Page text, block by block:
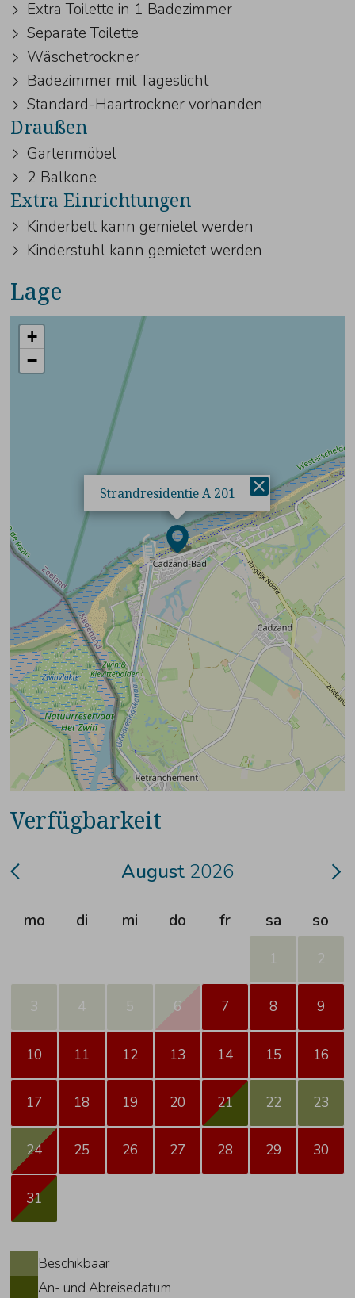
Extra Toilette in 1 Badezimmer
Separate Toilette
Wäschetrockner
Badezimmer mit Tageslicht
Standard-Haartrockner vorhanden
Draußen
Gartenmöbel
2 Balkone
Extra Einrichtungen
Kinderbett kann gemietet werden
Kinderstuhl kann gemietet werden
Lage
Strandresidentie A 201
+
−
Verfügbarkeit
August 2026
mo di mi do fr sa so
1 2
3 4 5 6 7 8 9
10 11 12 13 14 15 16
17 18 19 20 21 22 23
24 25 26 27 28 29 30
31
Beschikbaar
An- und Abreisedatum